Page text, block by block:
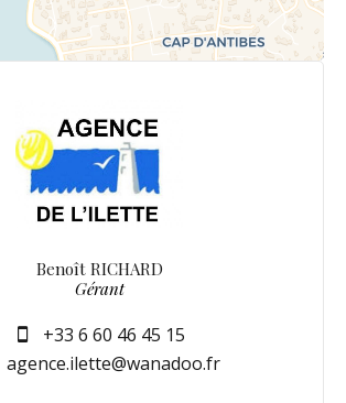
Benoît RICHARD
Gérant
+33 6 60 46 45 15
agence.ilette@wanadoo.fr